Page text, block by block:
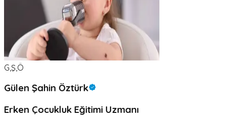
G,Ş,Ö
Gülen Şahin Öztürk
Erken Çocukluk Eğitimi Uzmanı